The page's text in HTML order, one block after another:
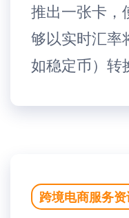
推出一张卡，
够以实时汇率
如稳定币）
跨境电商服务